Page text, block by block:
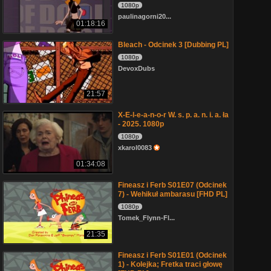
01:18:16
1080p
paulinagorni20...
21:57
Bleach - Odcinek 3 [Dubbing PL]
1080p
DevoxDubs
01:34:08
X-E-l-e-a-n-o-r W. s. p. a. n. i. a. ła
- 2025. 1080p
1080p
xkarol0083
21:35
Fineasz i Ferb S01E07 (Odcinek
7) - Wehikuł ambarasu [FHD PL]
1080p
Tomek_Flynn-Fl...
Fineasz i Ferb S01E01 (Odcinek
1) - Kolejka; Fretka traci głowę